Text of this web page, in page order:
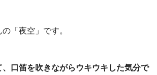
「夜空」です。
口笛を吹きながらウキウキした気分で